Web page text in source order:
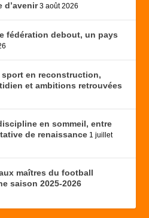
d’avenir 3 août 2026
fédération debout, un pays
en reconstruction,
et ambitions retrouvées
en sommeil, entre
de renaissance 1 juillet
maîtres du football
saison 2025-2026